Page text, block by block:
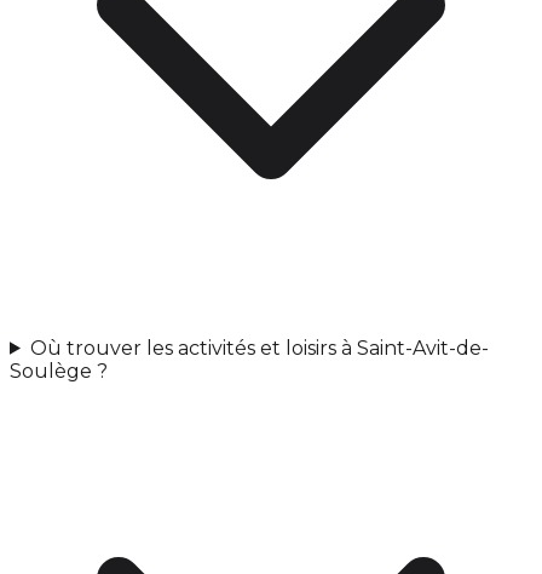
Où trouver les activités et loisirs à Saint-Avit-de-
Soulège ?